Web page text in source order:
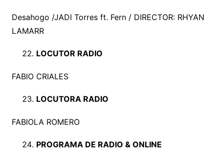
Desahogo /JADI Torres ft. Fern / DIRECTOR: RHYAN
LAMARR
LOCUTOR RADIO
FABIO CRIALES
LOCUTORA RADIO
FABIOLA ROMERO
PROGRAMA DE RADIO & ONLINE